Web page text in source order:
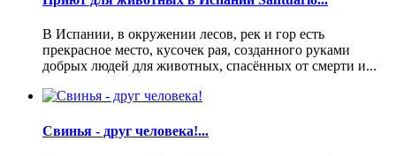
В Испании, в окружении лесов, рек и гор есть
прекрасное место, кусочек рая, созданного руками
добрых людей для животных, спасённых от смерти и...
Свинья - друг человека!...